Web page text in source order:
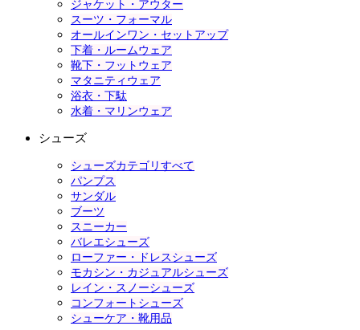
ジャケット・アウター
スーツ・フォーマル
オールインワン・セットアップ
下着・ルームウェア
靴下・フットウェア
マタニティウェア
浴衣・下駄
水着・マリンウェア
シューズ
シューズカテゴリすべて
パンプス
サンダル
ブーツ
スニーカー
バレエシューズ
ローファー・ドレスシューズ
モカシン・カジュアルシューズ
レイン・スノーシューズ
コンフォートシューズ
シューケア・靴用品